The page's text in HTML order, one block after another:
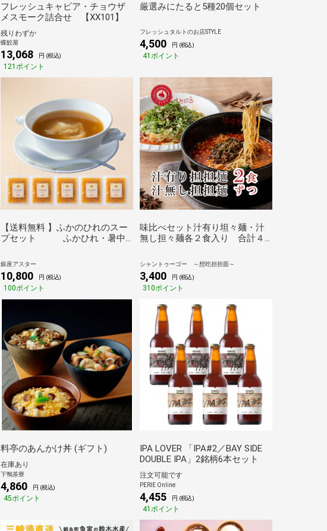
フレッシュキャビア・チョウザ
メスモーク詰合せ 【XX101】
残りわずか
蝶鮫屋
13,068 円 (税込)
121ポイント
厳選みにたると5種20個セット
フレッシュタルトのお店STYLE
4,500 円 (税込)
41ポイント
【送料無料 】ふかのひれのスー
プセット ふかひれ・暑中
ギフト・プレゼント・敬老・名
店・中国料理の冷凍ギフト・中
華・伝統・おすすめ
銀座アスター
10,800 円 (税込)
100ポイント
味比べセット汁有り坦々麺・汁
無し担々麺各２食入り 合計４
シャントゥーゴー ～想吃担担面～
3,400 円 (税込)
310ポイント
料亭のあんかけ丼 (ギフト)
在庫あり
下鴨茶寮
4,860 円 (税込)
45ポイント
IPA LOVER 「IPA#2／BAY SIDE
DOUBLE IPA」2銘柄6本セット
注文可能です
PERIE Online
4,455 円 (税込)
41ポイント